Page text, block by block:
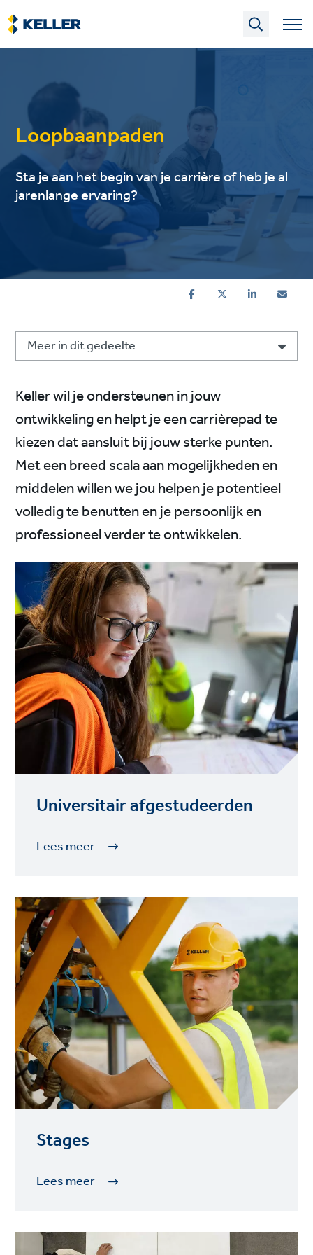
Skip
to
main
content
Loopbaanpaden
Sta je aan het begin van je carrière of heb je al
jarenlange ervaring?
Meer in dit gedeelte
Keller wil je ondersteunen in jouw
ontwikkeling en helpt je een carrièrepad te
kiezen dat aansluit bij jouw sterke punten.
Met een breed scala aan mogelijkheden en
middelen willen we jou helpen je potentieel
volledig te benutten en je persoonlijk en
professioneel verder te ontwikkelen.
Universitair afgestudeerden
Lees meer
Stages
Lees meer